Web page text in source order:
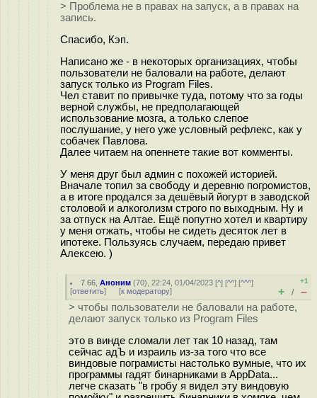
> Проблема не в правах на запуск, а в правах на
запись.
Спасибо, Кэп.
Написано же - в некоторых организациях, чтобы
пользователи не баловали на работе, делают
запуск только из Program Files.
Чел ставит по привычке туда, потому что за годы
верной службы, не предполагающей
использование мозга, а только слепое
послушание, у него уже условный рефлекс, как у
собачек Павлова.
Далее читаем на опеннете такие вот комменты.
У меня друг был админ с похожей историей.
Вначале топил за свободу и деревню погромистов,
а в итоге продался за дешёвый йогурт в заводской
столовой и алкоголизм строго по выходным. Ну и
за отпуск на Алтае. Ещё попутно хотел и квартиру
у меня отжать, чтобы не сидеть десяток лет в
ипотеке. Пользуясь случаем, передаю привет
Алексею. )
7.66 ,Аноним (70), 22:24, 01/04/2023 [^] [^^] [^^^]
[ответить] [к модератору]
+1
+ / –
> чтобы пользователи не баловали на работе,
делают запуск только из Program Files
это в винде сломали лет так 10 назад, там
сейчас адЪ и израиль из-за того что все
виндовые пограмисты настолько вумные, что их
программы гадят бинарниками в AppData...
легче сказать "в гробу я видел эту виндовую